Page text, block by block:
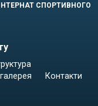
СПОРТИВНОГО
Контакти